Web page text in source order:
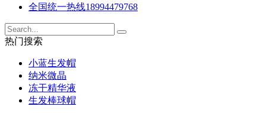
全国统一热线18994479768
热门搜索
小蓝生发帽
纳米微晶
冻干精华液
生发棒球帽